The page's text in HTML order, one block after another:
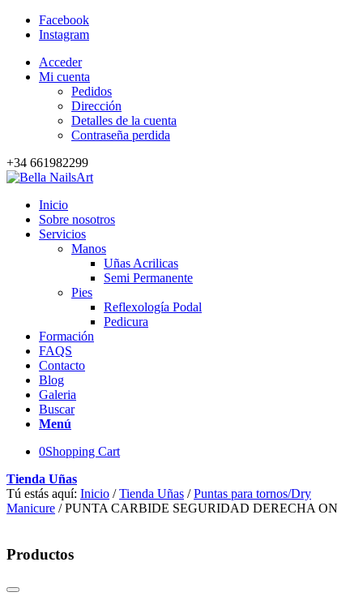
Facebook
Instagram
Acceder
Mi cuenta
Pedidos
Dirección
Detalles de la cuenta
Contraseña perdida
+34 661982299
Inicio
Sobre nosotros
Servicios
Manos
Uñas Acrilicas
Semi Permanente
Pies
Reflexología Podal
Pedicura
Formación
FAQS
Contacto
Blog
Galeria
Buscar
Menú
0Shopping Cart
Tienda Uñas
Tú estás aquí: Inicio / Tienda Uñas / Puntas para tornos/Dry
Manicure / PUNTA CARBIDE SEGURIDAD DERECHA ON
Productos